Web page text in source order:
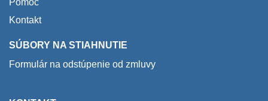
Pomoc
Kontakt
SÚBORY NA STIAHNUTIE
Formulár na odstúpenie od zmluvy